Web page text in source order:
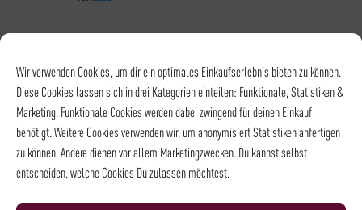
Wir verwenden Cookies, um dir ein optimales Einkaufserlebnis bieten zu können.
Diese Cookies lassen sich in drei Kategorien einteilen: Funktionale, Statistiken &
Marketing. Funktionale Cookies werden dabei zwingend für deinen Einkauf
benötigt. Weitere Cookies verwenden wir, um anonymisiert Statistiken anfertigen
zu können. Andere dienen vor allem Marketingzwecken. Du kannst selbst
entscheiden, welche Cookies Du zulassen möchtest.
Versandkosten DHL: 6,5 €
Kostenloser Versand mit DHL ab: 55 €
* Alle Preise sind inkl. MwSt., zzgl.Versand